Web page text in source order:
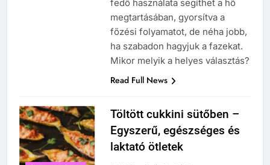
fedő használata segíthet a hő
megtartásában, gyorsítva a
főzési folyamatot, de néha jobb,
ha szabadon hagyjuk a fazekat.
Mikor melyik a helyes választás?
Read Full News
Töltött cukkini sütőben –
Egyszerű, egészséges és
laktató ötletek